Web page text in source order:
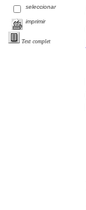
seleccionar
imprimir
Text complet